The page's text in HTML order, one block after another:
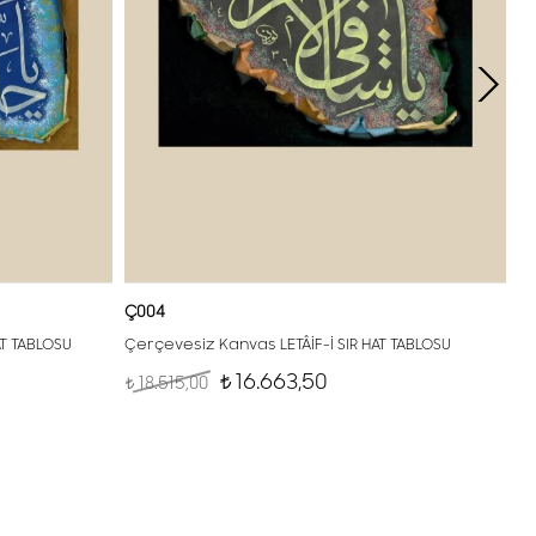
Ç004
Çerçevesiz Kanvas LETÂİF-İ SIR HAT TABLOSU
t 18.515,00 t16.663,50